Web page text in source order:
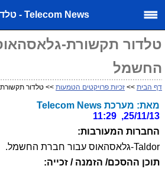
Telecom News - טלדור תקשורת...
טלדור תקשורת-
החשמל
דף הבית >> זכיות פרויקטים הטמעות >> טלדור
מאת: מערכת Telecom News
25/11/13, 11:29
החברות המעורבות:
Taldor-גלאסהאוס עבור חברת החשמל.
תוכן ההסכם/ הזמנה / זכייה: